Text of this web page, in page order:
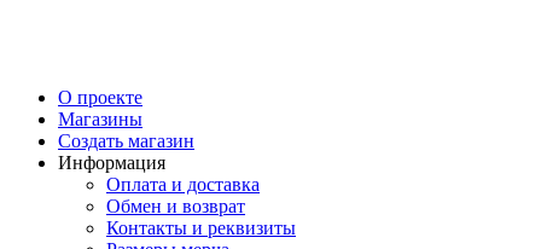
О проекте
Магазины
Создать магазин
Информация
Оплата и доставка
Обмен и возврат
Контакты и реквизиты